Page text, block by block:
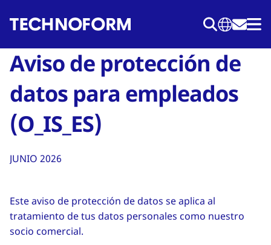
principal
Aviso de protección de
datos para empleados
(O_IS_ES)
JUNIO 2026
Este aviso de protección de datos se aplica al
tratamiento de tus datos personales como nuestro
socio comercial.